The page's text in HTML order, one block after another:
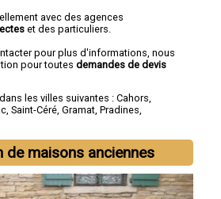
avec des agences
et des particuliers.
pour plus d'informations, nous
pour toutes demandes de devis
les villes suivantes : Cahors,
, Saint-Céré, Gramat, Pradines,
de maisons anciennes